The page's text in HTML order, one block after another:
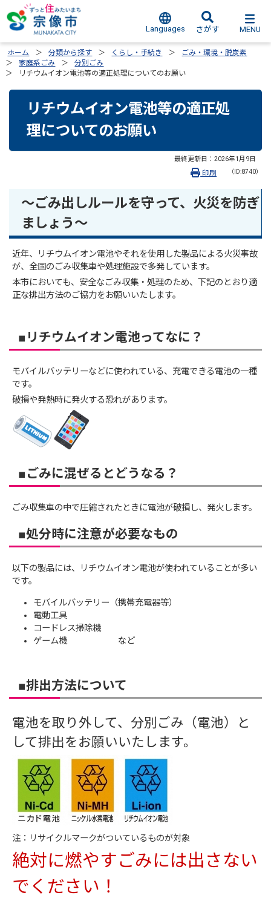
Languages さがす MENU
ホーム 分類から探す くらし・手続き
ごみ・環境・脱炭素
家庭系ごみ
分別ごみ
リチウムイオン電池等の適正処理についてのお願い
リチウムイオン電池等の適正処
理についてのお願い
最終更新日： 2026年1月9日
（ID:8740）
印刷
～ごみ出しルールを守って、火災を防ぎ
ましょう～
近年、リチウムイオン電池やそれを使用した製品による火災事故
が、全国のごみ収集車や処理施設で多発しています。
本市においても、安全なごみ収集・処理のため、下記のとおり適
正な排出方法のご協力をお願いいたします。
■リチウムイオン電池ってなに？
モバイルバッテリーなどに使われている、充電できる電池の一種
です。
破損や発熱時に発火する恐れがあります。
■ごみに混ぜるとどうなる？
ごみ収集車の中で圧縮されたときに電池が破損し、発火します。
■処分時に注意が必要なもの
以下の製品には、リチウムイオン電池が使われていることが多い
です。
モバイルバッテリー（携帯充電器等）
電動工具
コードレス掃除機
ゲーム機 など
■排出方法について
電池を取り外して、分別ごみ（電池）と
して排出をお願いいたします。
注：リサイクルマークがついているものが対象
絶対に燃やすごみには出さない
でください！